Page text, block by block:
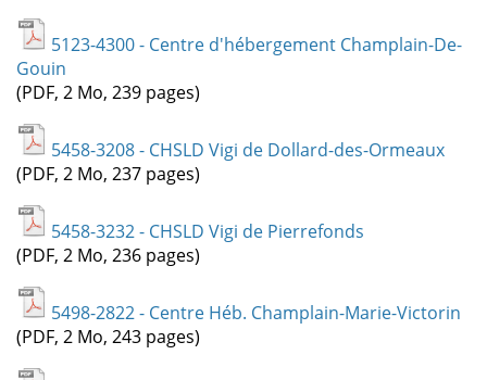
5123-4300 - Centre d'hébergement Champlain-De-
Gouin
(PDF, 2 Mo, 239 pages)
5458-3208 - CHSLD Vigi de Dollard-des-Ormeaux
(PDF, 2 Mo, 237 pages)
5458-3232 - CHSLD Vigi de Pierrefonds
(PDF, 2 Mo, 236 pages)
5498-2822 - Centre Héb. Champlain-Marie-Victorin
(PDF, 2 Mo, 243 pages)